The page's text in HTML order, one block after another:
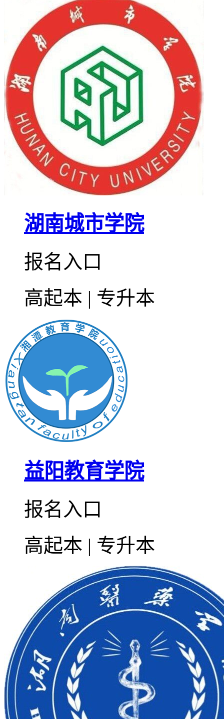
湖南城市学院
报名入口
高起本 | 专升本
益阳教育学院
报名入口
高起本 | 专升本